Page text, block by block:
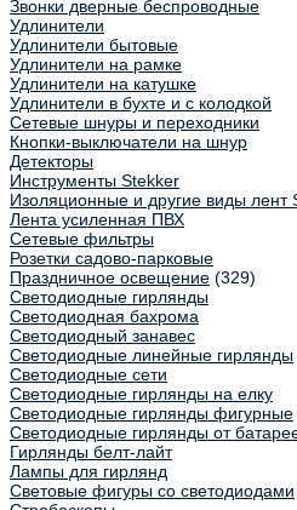
Звонки дверные беспроводные
Удлинители
Удлинители бытовые
Удлинители на рамке
Удлинители на катушке
Удлинители в бухте и с колодкой
Сетевые шнуры и переходники
Кнопки-выключатели на шнур
Детекторы
Инструменты Stekker
Изоляционные и другие виды лент
Лента усиленная ПВХ
Сетевые фильтры
Розетки садово-парковые
Праздничное освещение (329)
Светодиодные гирлянды
Светодиодная бахрома
Светодиодный занавес
Светодиодные линейные гирлянды
Светодиодные сети
Светодиодные гирлянды на елку
Светодиодные гирлянды фигурные
Светодиодные гирлянды от
Гирлянды белт-лайт
Лампы для гирлянд
Световые фигуры со светодиодами